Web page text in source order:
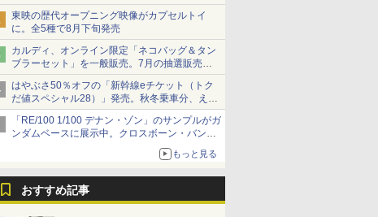
ショーツは1990円に
東映の歴代オープニング映像がカプセルトイ
に。全5種で8月下旬発売
カルディ、オンライン限定「ネコバッグ＆タン
ブラーセット」を一般販売。7月の抽選販売の
当選無効分
はやぶさ50％オフの「新幹線eチケット（トク
だ値スペシャル28）」発売。秋冬乗車分、えき
ねっと限定
「RE/100 1/100 デナン・ゾン」のサンプルがガ
ンダムベースに展示中。クロスボーン・バンガ
ードの制式量産機が間もなく発送【ガンダムベ
もっと見る
おすすめ記事